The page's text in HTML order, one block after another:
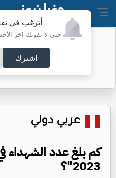
أترغب في
حتى لا تفوتك آخر
اشترك
واردات
تهبط إلى
عربي دولي
2023"؟